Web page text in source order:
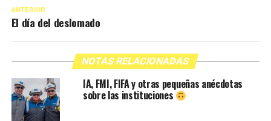
ANTERIOR
El día del deslomado
NOTAS RELACIONADAS
IA, FMI, FIFA y otras pequeñas anécdotas
sobre las instituciones